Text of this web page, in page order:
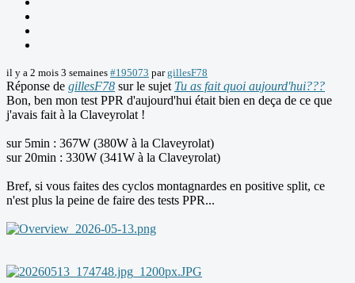
il y a 2 mois 3 semaines #195073 pargillesF78
Réponse de gillesF78 sur le sujet Tu as fait quoi aujourd'hui???
Bon, ben mon test PPR d'aujourd'hui était bien en deça de ce que
j'avais fait à la Claveyrolat !
sur 5min : 367W (380W à la Claveyrolat)
sur 20min : 330W (341W à la Claveyrolat)
Bref, si vous faites des cyclos montagnardes en positive split, ce
n'est plus la peine de faire des tests PPR...